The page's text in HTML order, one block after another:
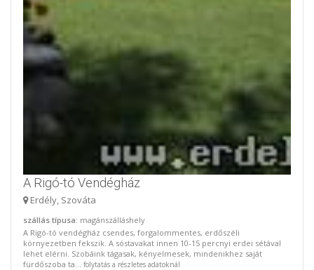
A Rigó-tó Vendégház
Erdély, Szováta
szállás típusa: magánszálláshely
A Rigó-tó vendégház csendes, forgalommentes, erdőszéli
környezetben fekszik. A sóstavakat innen 10-15 percnyi erdei sétával
lehet elérni. Szobáink tágasak, kényelmesek, mindenikhez saját
fürdőszoba ta... folytatás a részletes adatoknál